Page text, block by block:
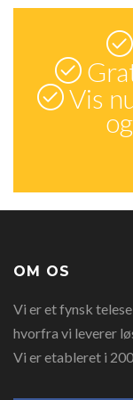
Vis
OM OS
Vi er et fynsk
hvorfra vi leverer
Vi er etableret i